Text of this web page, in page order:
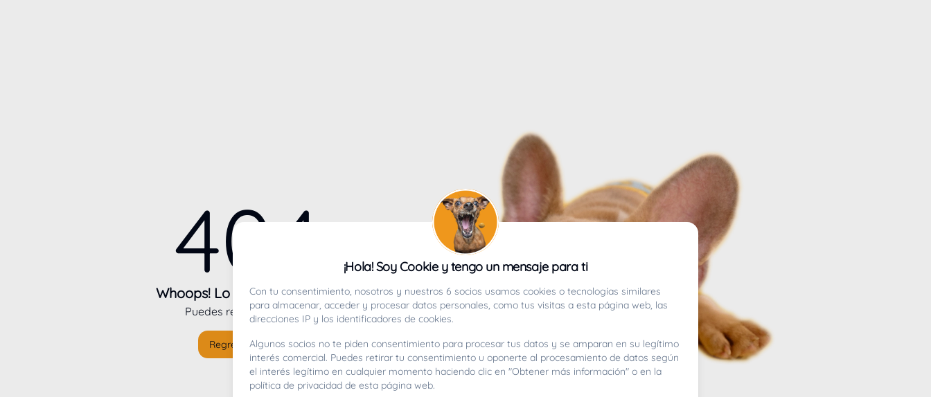
404
Whoops! Lo sentimos mucho.
Puedes regresar alinicio
Regresar al inicio
¡Hola! Soy Cookie y tengo un mensaje para ti
Con tu consentimiento, nosotros y nuestros 6 socios usamos cookies o tecnologías similares
para almacenar, acceder y procesar datos personales, como tus visitas a esta página web, las
direcciones IP y los identificadores de cookies.
Algunos socios no te piden consentimiento para procesar tus datos y se amparan en su legítimo
interés comercial. Puedes retirar tu consentimiento u oponerte al procesamiento de datos según
el interés legítimo en cualquier momento haciendo clic en "Obtener más información" o en la
política de privacidad de esta página web.